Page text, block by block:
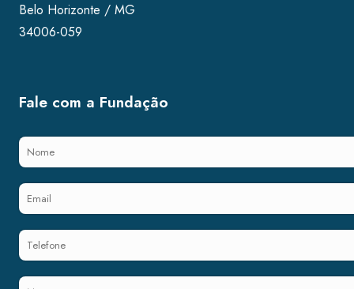
Belo Horizonte / MG
34006-059
Fale com a Fundação